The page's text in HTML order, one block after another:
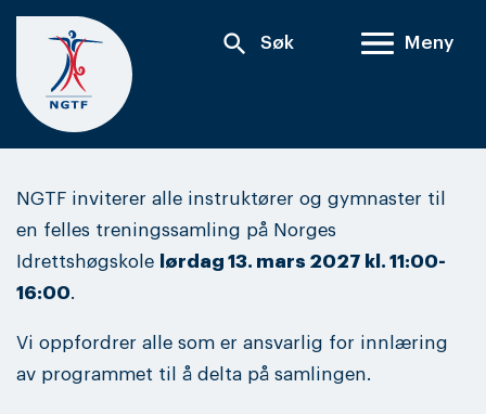
Skip
content
search Søk Meny
NGTF inviterer alle instruktører og gymnaster til
en felles treningssamling på Norges
Idrettshøgskole
lørdag 13. mars 2027 kl. 11:00-
16:00.
Vi oppfordrer alle som er ansvarlig for innlæring
av programmet til å delta på samlingen.